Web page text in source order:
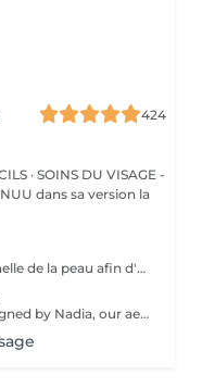
424
· SOINS DU VISAGE -
Consultation: Une analyse professionnelle de la peau afin d'évaluer son état, de discuter de vos préoccupations et de recommander les traitements ainsi que la routine de soins à domicile les plus adaptés. Consultation & Premier Soin: Une analyse professionnelle de la peau afin d'évaluer son état, de discuter de vos préoccupations et de recommander les traitements ainsi que la routine de soins à domicile les plus adaptés. Suivie d'un soin personnalisé conçu pour répondre aux besoins immédiats de votre peau. Le prix dépendra du type de procédure réalisée.
An exclusive signature treatment designed by Nadia, our aesthetician, for the delicate eye and neck area. It delivers intensive hydration and improves skin elasticity, helping to restore firmness, smoothness, and a visibly refreshed appearance. The treatment helps reduce the appearance of fine lines, provides a gentle brightening effect around the eyes, and creates a natural lifting result for a more rested and youthful look. Another combination is eye- and neck-intensive hydration with a full facial treatment. This combination is ideal for clients seeking full-face care and an instantly refreshed, healthy look.